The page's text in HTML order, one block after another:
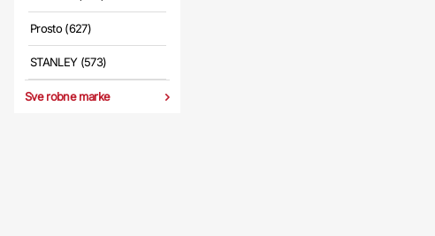
Prosto (627)
STANLEY (573)
Sve robne marke